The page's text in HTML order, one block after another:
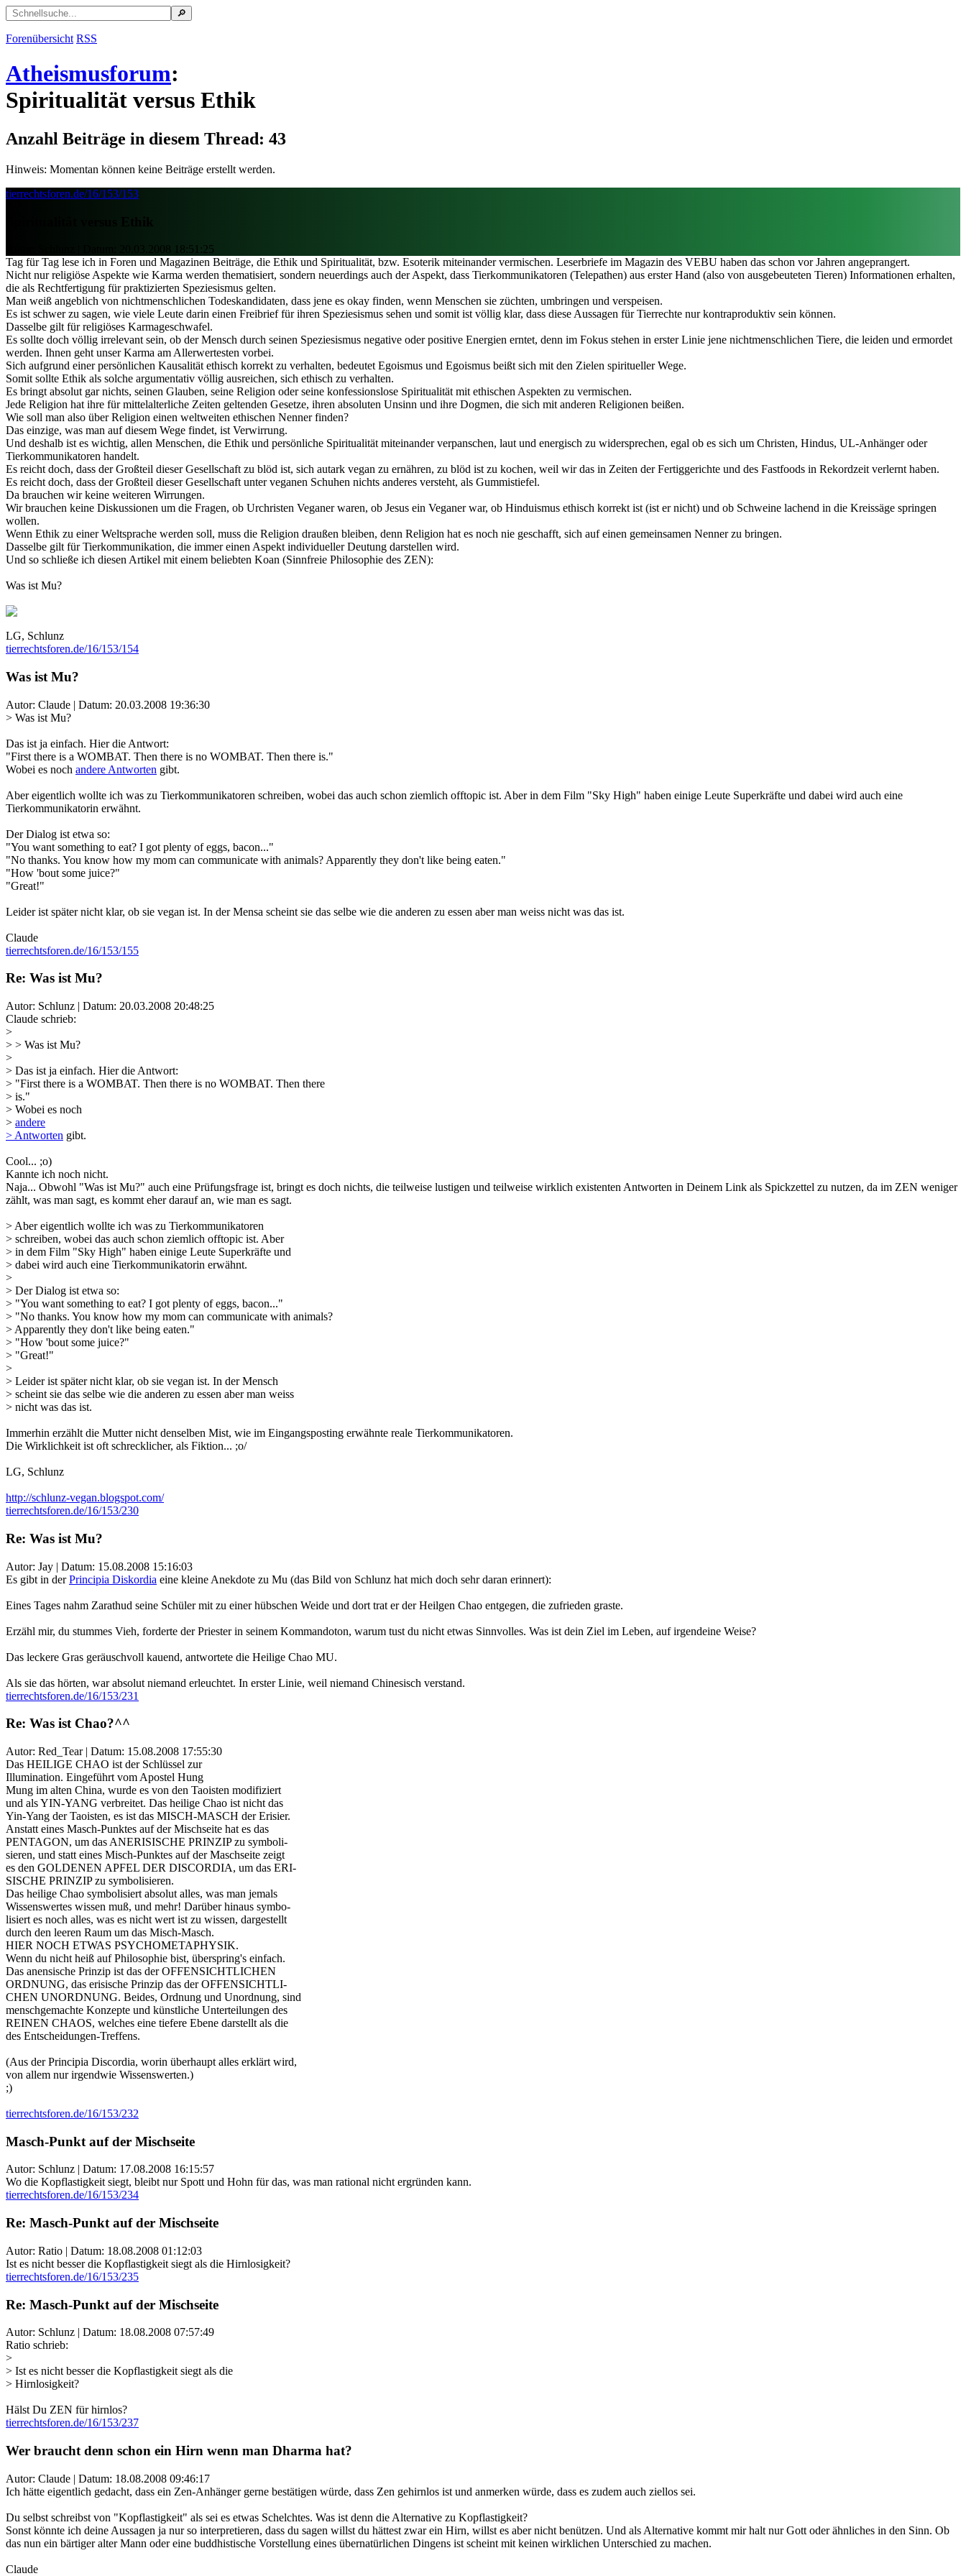
Forenübersicht RSS
Atheismusforum:
Spiritualität versus Ethik
Anzahl Beiträge in diesem Thread: 43
Hinweis: Momentan können keine Beiträge erstellt werden.
tierrechtsforen.de/16/153/153
20.03.2008 18:51:25
Tag für Tag lese ich in Foren und Magazinen Beiträge, die Ethik und Spiritualität, bzw. Esoterik miteinander vermischen. Leserbriefe im Magazin des VEBU haben das schon vor Jahren angeprangert.
Nicht nur religiöse Aspekte wie Karma werden thematisiert, sondern neuerdings auch der Aspekt, dass Tierkommunikatoren (Telepathen) aus erster Hand (also von ausgebeuteten Tieren) Informationen erhalten,
die als Rechtfertigung für praktizierten Speziesismus gelten.
Man weiß angeblich von nichtmenschlichen Todeskandidaten, dass jene es okay finden, wenn Menschen sie züchten, umbringen und verspeisen.
Es ist schwer zu sagen, wie viele Leute darin einen Freibrief für ihren Speziesismus sehen und somit ist völlig klar, dass diese Aussagen für Tierrechte nur kontraproduktiv sein können.
Dasselbe gilt für religiöses Karmageschwafel.
Es sollte doch völlig irrelevant sein, ob der Mensch durch seinen Speziesismus negative oder positive Energien erntet, denn im Fokus stehen in erster Linie jene nichtmenschlichen Tiere, die leiden und ermordet
werden. Ihnen geht unser Karma am Allerwertesten vorbei.
Sich aufgrund einer persönlichen Kausalität ethisch korrekt zu verhalten, bedeutet Egoismus und Egoismus beißt sich mit den Zielen spiritueller Wege.
Somit sollte Ethik als solche argumentativ völlig ausreichen, sich ethisch zu verhalten.
Es bringt absolut gar nichts, seinen Glauben, seine Religion oder seine konfessionslose Spiritualität mit ethischen Aspekten zu vermischen.
Jede Religion hat ihre für mittelalterliche Zeiten geltenden Gesetze, ihren absoluten Unsinn und ihre Dogmen, die sich mit anderen Religionen beißen.
Wie soll man also über Religion einen weltweiten ethischen Nenner finden?
Das einzige, was man auf diesem Wege findet, ist Verwirrung.
Und deshalb ist es wichtig, allen Menschen, die Ethik und persönliche Spiritualität miteinander verpanschen, laut und energisch zu widersprechen, egal ob es sich um Christen, Hindus, UL-Anhänger oder
Tierkommunikatoren handelt.
Es reicht doch, dass der Großteil dieser Gesellschaft zu blöd ist, sich autark vegan zu ernähren, zu blöd ist zu kochen, weil wir das in Zeiten der Fertiggerichte und des Fastfoods in Rekordzeit verlernt haben.
Es reicht doch, dass der Großteil dieser Gesellschaft unter veganen Schuhen nichts anderes versteht, als Gummistiefel.
Da brauchen wir keine weiteren Wirrungen.
Wir brauchen keine Diskussionen um die Fragen, ob Urchristen Veganer waren, ob Jesus ein Veganer war, ob Hinduismus ethisch korrekt ist (ist er nicht) und ob Schweine lachend in die Kreissäge springen
wollen.
Wenn Ethik zu einer Weltsprache werden soll, muss die Religion draußen bleiben, denn Religion hat es noch nie geschafft, sich auf einen gemeinsamen Nenner zu bringen.
Dasselbe gilt für Tierkommunikation, die immer einen Aspekt individueller Deutung darstellen wird.
Und so schließe ich diesen Artikel mit einem beliebten Koan (Sinnfreie Philosophie des ZEN):
Was ist Mu?
LG, Schlunz
tierrechtsforen.de/16/153/154
Was ist Mu?
Autor: Claude | Datum: 20.03.2008 19:36:30
> Was ist Mu?
Das ist ja einfach. Hier die Antwort:
"First there is a WOMBAT. Then there is no WOMBAT. Then there is."
Wobei es noch andere Antworten gibt.
Aber eigentlich wollte ich was zu Tierkommunikatoren schreiben, wobei das auch schon ziemlich offtopic ist. Aber in dem Film "Sky High" haben einige Leute Superkräfte und dabei wird auch eine
Tierkommunikatorin erwähnt.
Der Dialog ist etwa so:
"You want something to eat? I got plenty of eggs, bacon..."
"No thanks. You know how my mom can communicate with animals? Apparently they don't like being eaten."
"How 'bout some juice?"
"Great!"
Leider ist später nicht klar, ob sie vegan ist. In der Mensa scheint sie das selbe wie die anderen zu essen aber man weiss nicht was das ist.
Claude
tierrechtsforen.de/16/153/155
Re: Was ist Mu?
Autor: Schlunz | Datum: 20.03.2008 20:48:25
Claude schrieb:
>
> > Was ist Mu?
>
> Das ist ja einfach. Hier die Antwort:
> "First there is a WOMBAT. Then there is no WOMBAT. Then there
> is."
> Wobei es noch
> andere
> Antworten gibt.
Cool... ;o)
Kannte ich noch nicht.
Naja... Obwohl "Was ist Mu?" auch eine Prüfungsfrage ist, bringt es doch nichts, die teilweise lustigen und teilweise wirklich existenten Antworten in Deinem Link als Spickzettel zu nutzen, da im ZEN weniger
zählt, was man sagt, es kommt eher darauf an, wie man es sagt.
> Aber eigentlich wollte ich was zu Tierkommunikatoren
> schreiben, wobei das auch schon ziemlich offtopic ist. Aber
> in dem Film "Sky High" haben einige Leute Superkräfte und
> dabei wird auch eine Tierkommunikatorin erwähnt.
>
> Der Dialog ist etwa so:
> "You want something to eat? I got plenty of eggs, bacon..."
> "No thanks. You know how my mom can communicate with animals?
> Apparently they don't like being eaten."
> "How 'bout some juice?"
> "Great!"
>
> Leider ist später nicht klar, ob sie vegan ist. In der Mensch
> scheint sie das selbe wie die anderen zu essen aber man weiss
> nicht was das ist.
Immerhin erzählt die Mutter nicht denselben Mist, wie im Eingangsposting erwähnte reale Tierkommunikatoren.
Die Wirklichkeit ist oft schrecklicher, als Fiktion... ;o/
LG, Schlunz
http://schlunz-vegan.blogspot.com/
tierrechtsforen.de/16/153/230
Re: Was ist Mu?
Autor: Jay | Datum: 15.08.2008 15:16:03
Es gibt in derPrincipia Diskordia eine kleine Anekdote zu Mu (das Bild von Schlunz hat mich doch sehr daran erinnert):
Eines Tages nahm Zarathud seine Schüler mit zu einer hübschen Weide und dort trat er der Heilgen Chao entgegen, die zufrieden graste.
Erzähl mir, du stummes Vieh, forderte der Priester in seinem Kommandoton, warum tust du nicht etwas Sinnvolles. Was ist dein Ziel im Leben, auf irgendeine Weise?
Das leckere Gras geräuschvoll kauend, antwortete die Heilige Chao MU.
Als sie das hörten, war absolut niemand erleuchtet. In erster Linie, weil niemand Chinesisch verstand.
tierrechtsforen.de/16/153/231
Re: Was ist Chao?^^
Autor: Red_Tear | Datum: 15.08.2008 17:55:30
Das HEILIGE CHAO ist der Schlüssel zur
Illumination. Eingeführt vom Apostel Hung
Mung im alten China, wurde es von den Taoisten modifiziert
und als YIN-YANG verbreitet. Das heilige Chao ist nicht das
Yin-Yang der Taoisten, es ist das MISCH-MASCH der Erisier.
Anstatt eines Masch-Punktes auf der Mischseite hat es das
PENTAGON, um das ANERISISCHE PRINZIP zu symboli-
sieren, und statt eines Misch-Punktes auf der Maschseite zeigt
es den GOLDENEN APFEL DER DISCORDIA, um das ERI-
SISCHE PRINZIP zu symbolisieren.
Das heilige Chao symbolisiert absolut alles, was man jemals
Wissenswertes wissen muß, und mehr! Darüber hinaus symbo-
lisiert es noch alles, was es nicht wert ist zu wissen, dargestellt
durch den leeren Raum um das Misch-Masch.
HIER NOCH ETWAS PSYCHOMETAPHYSIK.
Wenn du nicht heiß auf Philosophie bist, überspring's einfach.
Das anensische Prinzip ist das der OFFENSICHTLICHEN
ORDNUNG, das erisische Prinzip das der OFFENSICHTLI-
CHEN UNORDNUNG. Beides, Ordnung und Unordnung, sind
menschgemachte Konzepte und künstliche Unterteilungen des
REINEN CHAOS, welches eine tiefere Ebene darstellt als die
des Entscheidungen-Treffens.
(Aus der Principia Discordia, worin überhaupt alles erklärt wird,
von allem nur irgendwie Wissenswerten.)
;)
tierrechtsforen.de/16/153/232
Masch-Punkt auf der Mischseite
Autor: Schlunz | Datum: 17.08.2008 16:15:57
Wo die Kopflastigkeit siegt, bleibt nur Spott und Hohn für das, was man rational nicht ergründen kann.
tierrechtsforen.de/16/153/234
Re: Masch-Punkt auf der Mischseite
Autor: Ratio | Datum: 18.08.2008 01:12:03
Ist es nicht besser die Kopflastigkeit siegt als die Hirnlosigkeit?
tierrechtsforen.de/16/153/235
Re: Masch-Punkt auf der Mischseite
Autor: Schlunz | Datum: 18.08.2008 07:57:49
Ratio schrieb:
>
> Ist es nicht besser die Kopflastigkeit siegt als die
> Hirnlosigkeit?
Hälst Du ZEN für hirnlos?
tierrechtsforen.de/16/153/237
Wer braucht denn schon ein Hirn wenn man Dharma hat?
Autor: Claude | Datum: 18.08.2008 09:46:17
Ich hätte eigentlich gedacht, dass ein Zen-Anhänger gerne bestätigen würde, dass Zen gehirnlos ist und anmerken würde, dass es zudem auch ziellos sei.
Du selbst schreibst von "Kopflastigkeit" als sei es etwas Schelchtes. Was ist denn die Alternative zu Kopflastigkeit?
Sonst könnte ich deine Aussagen ja nur so interpretieren, dass du sagen willst du hättest zwar ein Hirn, willst es aber nicht benützen. Und als Alternative kommt mir halt nur Gott oder ähnliches in den Sinn. Ob
das nun ein bärtiger alter Mann oder eine buddhistische Vorstellung eines übernatürlichen Dingens ist scheint mit keinen wirklichen Unterschied zu machen.
Claude